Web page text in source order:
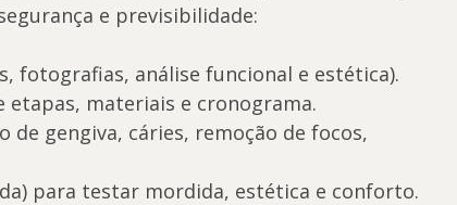
e previsibilidade:
fotografias, análise funcional e estética).
etapas, materiais e cronograma.
de gengiva, cáries, remoção de focos,
para testar mordida, estética e conforto.